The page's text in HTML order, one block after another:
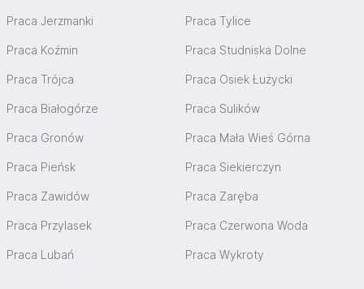
Praca Jerzmanki Praca Tylice
Praca Koźmin Praca Studniska Dolne
Praca Trójca Praca Osiek Łużycki
Praca Białogórze Praca Sulików
Praca Gronów Praca Mała Wieś Górna
Praca Pieńsk Praca Siekierczyn
Praca Zawidów Praca Zaręba
Praca Przylasek Praca Czerwona Woda
Praca Lubań Praca Wykroty